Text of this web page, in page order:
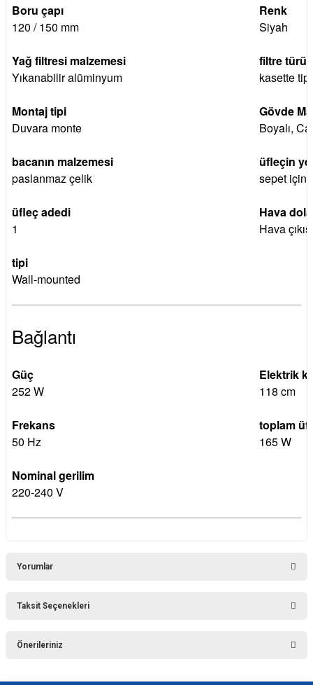
Boru çapı
120 / 150 mm
Renk
Siyah
Yağ filtresi malzemesi
Yıkanabilir alüminyum
filtre türü
kasette tipi
Montaj tipi
Duvara monte
Gövde
Boyalı,
bacanın malzemesi
paslanmaz çelik
üfleçin
sepet
üfleç adedi
1
Hava
Hava
tipi
Wall-mounted
Bağlantı
Güç
252 W
Elektrik
118 cm
Frekans
50 Hz
toplam
165 W
Nominal gerilim
220-240 V
Yorumlar
Taksit Seçenekleri
Önerileriniz